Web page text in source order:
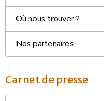
Où nous trouver ?
Nos partenaires
Carnet de presse